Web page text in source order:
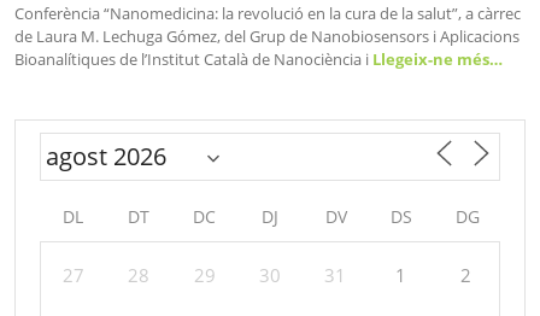
Conferència “Nanomedicina: la revolució en la cura de la salut”, a càrrec
de Laura M. Lechuga Gómez, del Grup de Nanobiosensors i Aplicacions
Bioanalítiques de l’Institut Català de Nanociència i Llegeix-ne més…
DL DT DC DJ DV DS DG
27 28 29 30 31 1 2